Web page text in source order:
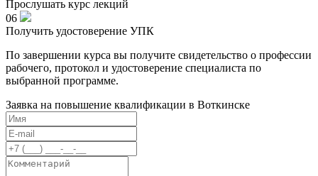
Прослушать курс лекций
06
Получить удостоверение УПК
По завершении курса вы получите свидетельство о профессии
рабочего, протокол и удостоверение специалиста по
выбранной программе.
Заявка на повышение квалификации в Воткинске